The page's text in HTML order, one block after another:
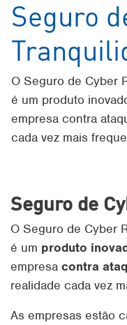
Seguro
O Seguro de Cyber
é um produto
empresa contra
cada vez mais
Seguro de
O Seguro de Cyber
é um produto
empresa contra
realidade cada vez
As empresas estão